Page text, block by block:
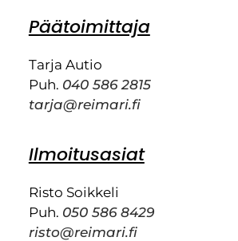
Päätoimittaja
Tarja Autio
Puh. 040 586 2815
tarja@reimari.fi
Ilmoitusasiat
Risto Soikkeli
Puh. 050 586 8429
risto@reimari.fi